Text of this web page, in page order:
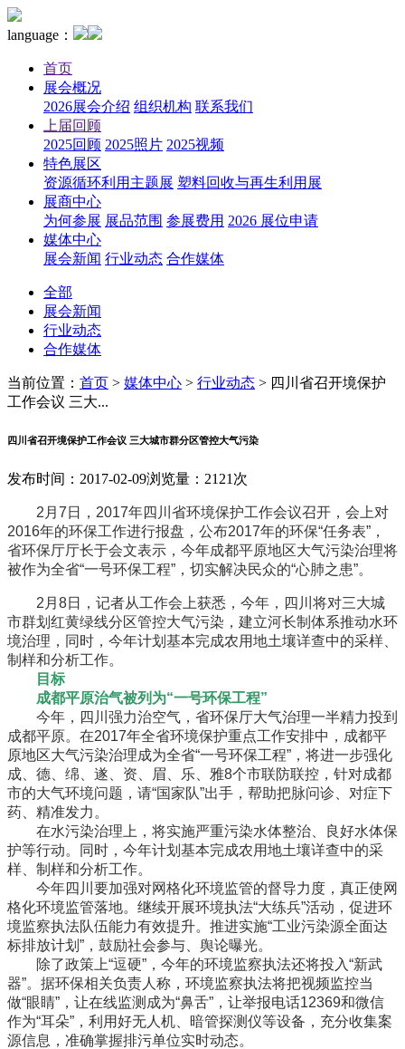
language：
首页
展会概况
2026展会介绍 组织机构 联系我们
上届回顾
2025回顾 2025照片 2025视频
特色展区
资源循环利用主题展 塑料回收与再生利用展
展商中心
为何参展 展品范围 参展费用 2026 展位申请
媒体中心
展会新闻 行业动态 合作媒体
全部
展会新闻
行业动态
合作媒体
当前位置： 首页 > 媒体中心 > 行业动态 > 四川省召开境保护
工作会议 三大...
四川省召开境保护工作会议 三大城市群分区管控大气污染
发布时间：2017-02-09浏览量：2121次
2月7日，2017年四川省环境保护工作会议召开，会上对
2016年的环保工作进行报盘，公布2017年的环保“任务表”，
省环保厅厅长于会文表示，今年成都平原地区大气污染治理将
被作为全省“一号环保工程”，切实解决民众的“心肺之患”。
2月8日，记者从工作会上获悉，今年，四川将对三大城
市群划红黄绿线分区管控大气污染，建立河长制体系推动水环
境治理，同时，今年计划基本完成农用地土壤详查中的采样、
制样和分析工作。
目标
成都平原治气被列为“一号环保工程”
今年，四川强力治空气，省环保厅大气治理一半精力投到
成都平原。在2017年全省环境保护重点工作安排中，成都平
原地区大气污染治理成为全省“一号环保工程”，将进一步强化
成、德、绵、遂、资、眉、乐、雅8个市联防联控，针对成都
市的大气环境问题，请“国家队”出手，帮助把脉问诊、对症下
药、精准发力。
在水污染治理上，将实施严重污染水体整治、良好水体保
护等行动。同时，今年计划基本完成农用地土壤详查中的采
样、制样和分析工作。
今年四川要加强对网格化环境监管的督导力度，真正使网
格化环境监管落地。继续开展环境执法“大练兵”活动，促进环
境监察执法队伍能力有效提升。推进实施“工业污染源全面达
标排放计划”，鼓励社会参与、舆论曝光。
除了政策上“逗硬”，今年的环境监察执法还将投入“新武
器”。据环保相关负责人称，环境监察执法将把视频监控当
做“眼睛”，让在线监测成为“鼻舌”，让举报电话12369和微信
作为“耳朵”，利用好无人机、暗管探测仪等设备，充分收集案
源信息，准确掌握排污单位实时动态。